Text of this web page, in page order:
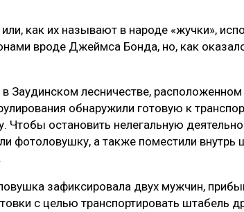
МЕБЕЛЬНОЕ ПРОИЗВОДСТВО
как их называют в народе «жучки»,
вроде Джеймса Бонда, но, как
Заудинском лесничестве, расположенном
обнаружили готовую к
Чтобы остановить нелегальную
фотоловушку, а также поместили внутрь
зафиксировала двух мужчин,
с целью транспортировать штабель